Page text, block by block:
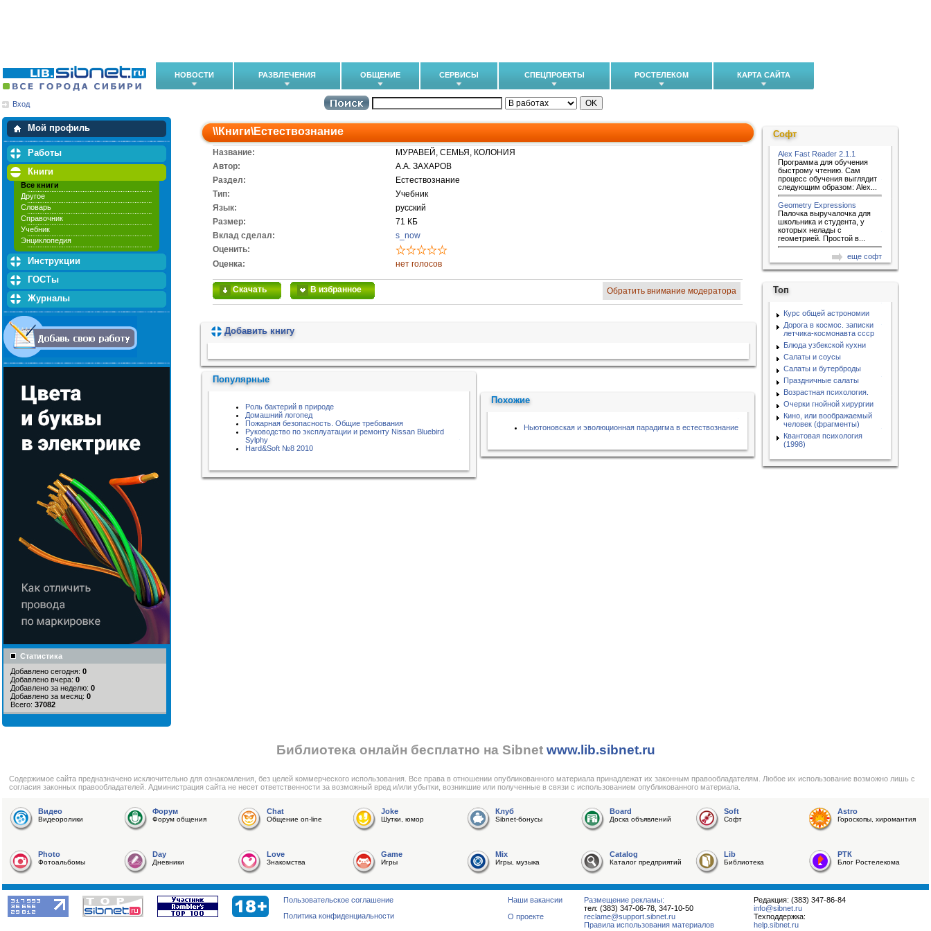
НОВОСТИ РАЗВЛЕЧЕНИЯ ОБЩЕНИЕ СЕРВИСЫ СПЕЦПРОЕКТЫ РОСТЕЛЕКОМ КАРТА САЙТА
Вход
Мой профиль
Мои закладки
Работы
Книги
Все книги
Другое
Словарь
Справочник
Учебник
Энциклопедия
Инструкции
ГОСТы
Журналы
Статистика
Добавлено сегодня: 0
Добавлено вчера: 0
Добавлено за неделю: 0
Добавлено за месяц: 0
Всего: 37082
\\Книги\Естествознание
Название:
МУРАВЕЙ, СЕМЬЯ, КОЛОНИЯ
Автор:
А.А. ЗАХАРОВ
Раздел:
Естествознание
Тип:
Учебник
Язык:
русский
Размер:
71 КБ
Вклад сделал:
s_now
Оценить:
Оценка:
нет голосов
Скачать В избранное Обратить внимание модератора
Добавить книгу
Популярные
Роль бактерий в природе
Домашний логопед
Пожарная безопасность. Общие требования
Руководство по эксплуатации и ремонту Nissan Bluebird
Sylphy
Hard&Soft №8 2010
Похожие
Ньютоновская и эволюционная парадигма в естествознание
Софт
Alex Fast Reader 2.1.1
Программа для обучения
быстрому чтению. Сам
процесс обучения выглядит
следующим образом: Alex...
Geometry Expressions
Палочка выручалочка для
школьника и студента, у
которых нелады с
геометрией. Простой в...
еще софт
Топ
Курс общей астрономии
Дорога в космос. записки
летчика-космонавта ссср
Блюда узбекской кухни
Салаты и соусы
Салаты и бутерброды
Праздничные салаты
Возрастная психология.
Очерки гнойной хирургии
Кино, или воображаемый
человек (фрагменты)
Квантовая психология
(1998)
Библиотека онлайн бесплатно на Sibnet www.lib.sibnet.ru
Cодержимое сайта предназначено исключительно для ознакомления, без целей коммерческого использования. Все права в отношении опубликованного материала принадлежат их законным правообладателям. Любое их использование возможно лишь с
согласия законных правообладателей. Администрация сайта не несет ответственности за возможный вред и/или убытки, возникшие или полученные в связи с использованием опубликованного материала.
Видео
Видеоролики
Форум
Форум общения
Chat
Общение on-line
Joke
Шутки, юмор
Клуб
Sibnet-бонусы
Board
Доска объявлений
Soft
Софт
Astro
Гороскопы, хиромантия
Photo
Фотоальбомы
Day
Дневники
Love
Знакомства
Game
Игры
Mix
Игры, музыка
Catalog
Каталог предприятий
Lib
Библиотека
РТК
Блог Ростелекома
Редакция: (383) 347-86-84
info@sibnet.ru
Техподдержка:
help.sibnet.ru
Размещение рекламы:
тел: (383) 347-06-78, 347-10-50
reclame@support.sibnet.ru
Правила использования материалов
Наши вакансии
О проекте
Пользовательское соглашение
Политика конфиденциальности